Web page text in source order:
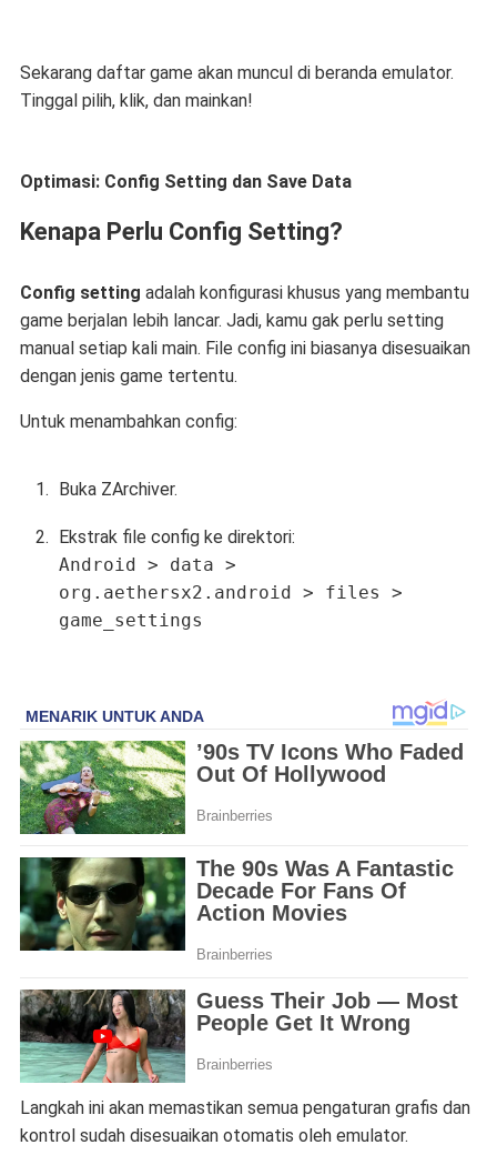
Sekarang daftar game akan muncul di beranda emulator.
Tinggal pilih, klik, dan mainkan!
Optimasi: Config Setting dan Save Data
Kenapa Perlu Config Setting?
Config setting adalah konfigurasi khusus yang membantu
game berjalan lebih lancar. Jadi, kamu gak perlu setting
manual setiap kali main. File config ini biasanya disesuaikan
dengan jenis game tertentu.
Untuk menambahkan config:
Buka ZArchiver.
Ekstrak file config ke direktori:
Android > data >
org.aethersx2.android > files >
game_settings
Langkah ini akan memastikan semua pengaturan grafis dan
kontrol sudah disesuaikan otomatis oleh emulator.